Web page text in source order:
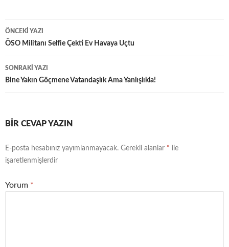
Yazı
dolaşımı
ÖNCEKI YAZI
ÖSO Militanı Selfie Çekti Ev Havaya Uçtu
SONRAKI YAZI
Bine Yakın Göçmene Vatandaşlık Ama Yanlışlıkla!
BIR CEVAP YAZIN
E-posta hesabınız yayımlanmayacak. Gerekli alanlar * ile
işaretlenmişlerdir
Yorum *